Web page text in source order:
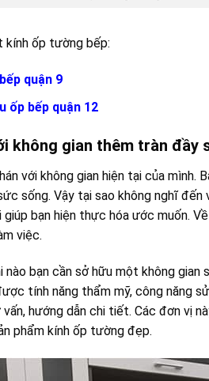
kính ốp tường bếp:
quận 9
ốp bếp quận 12
không gian thêm tràn đầy
với không gian hiện tại của mình.
sống. Vậy tại sao không nghĩ
giúp bạn hiện thực hóa ước muốn.
việc.
nào bạn cần sở hữu một không
tính năng thẩm mỹ, công năng
hướng dẫn chi tiết. Các đơn vị
phẩm kính ốp tường đẹp.